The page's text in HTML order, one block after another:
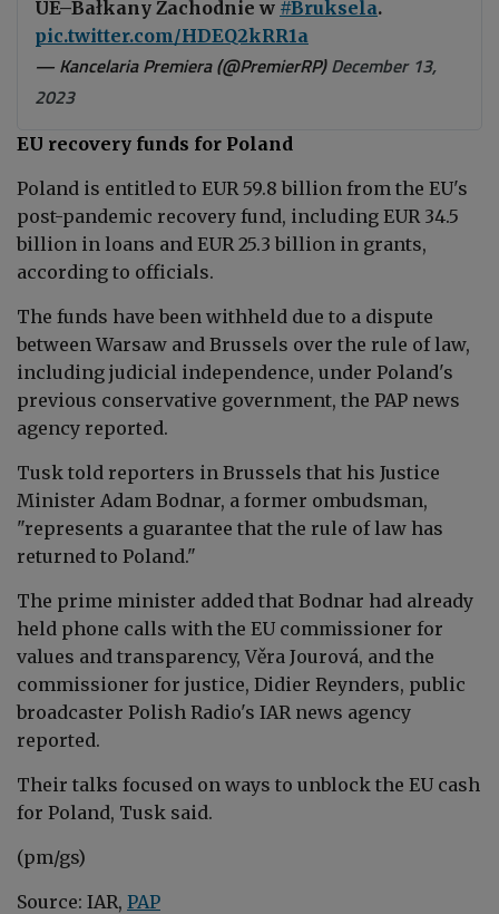
UE–Bałkany Zachodnie w #Bruksela.
pic.twitter.com/HDEQ2kRR1a
— Kancelaria Premiera (@PremierRP)December 13,
2023
EU recovery funds for Poland
Poland is entitled to EUR 59.8 billion from the EU's
post-pandemic recovery fund, including EUR 34.5
billion in loans and EUR 25.3 billion in grants,
according to officials.
The funds have been withheld due to a dispute
between Warsaw and Brussels over the rule of law,
including judicial independence, under Poland's
previous conservative government, the PAP news
agency reported.
Tusk told reporters in Brussels that his Justice
Minister Adam Bodnar, a former ombudsman,
"represents a guarantee that the rule of law has
returned to Poland."
The prime minister added that Bodnar had already
held phone calls with the EU commissioner for
values and transparency, Věra Jourová, and the
commissioner for justice, Didier Reynders, public
broadcaster Polish Radio's IAR news agency
reported.
Their talks focused on ways to unblock the EU cash
for Poland, Tusk said.
(pm/gs)
Source: IAR, PAP